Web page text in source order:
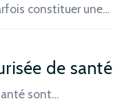
constituer une…
de santé
sont…